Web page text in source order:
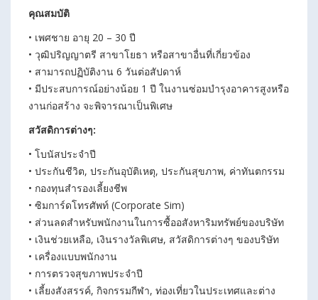
คุณสมบัติ
• เพศชาย อายุ 20 – 30 ปี
• วุฒิปริญญาตรี สาขาโยธา หรือสาขาอื่นที่เกี่ยวข้อง
• สามารถปฏิบัติงาน 6 วันต่อสัปดาห์
• มีประสบการณ์อย่างน้อย 1 ปี ในงานซ่อมบำรุงอาคารสูงหรือ
งานก่อสร้าง จะพิจารณาเป็นพิเศษ
สวัสดิการต่างๆ:
• โบนัสประจำปี
• ประกันชีวิต, ประกันอุบัติเหตุ, ประกันสุขภาพ, ค่าทันตกรรม
• กองทุนสำรองเลี้ยงชีพ
• ซิมการ์ดโทรศัพท์ (Corporate Sim)
• ส่วนลดสำหรับพนักงานในการซื้ออสังหาริมทรัพย์ของบริษัท
• เงินช่วยเหลือ, เงินรางวัลพิเศษ, สวัสดิการต่างๆ ของบริษัท
• เครื่องแบบพนักงาน
• การตรวจสุขภาพประจำปี
• เลี้ยงสังสรรค์, กิจกรรมกีฬา, ท่องเที่ยวในประเทศและต่าง